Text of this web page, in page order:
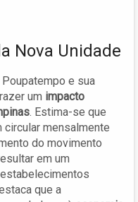
Nova Unidade
e sua
um impacto
. Estima-se que
circular mensalmente
do movimento
em um
que a